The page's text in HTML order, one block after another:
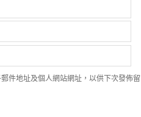
件地址及個人網站網址，以供下次發佈